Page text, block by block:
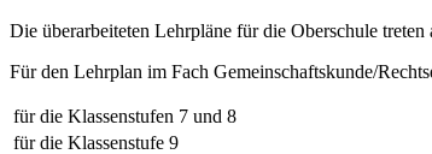
Die überarbeiteten Lehrpläne für die Oberschule
Für den Lehrplan im Fach Gemeinschaftskunde/
für die Klassenstufen 7 und 8
für die Klassenstufe 9